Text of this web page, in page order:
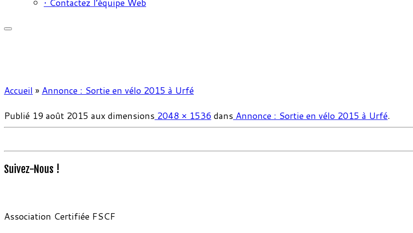
• Contactez l’équipe Web
Accueil » Annonce : Sortie en vélo 2015 à Urfé
Publié 19 août 2015 aux dimensions 2048 × 1536 dans Annonce : Sortie en vélo 2015 à Urfé.
Suivez-Nous !
Association Certifiée FSCF